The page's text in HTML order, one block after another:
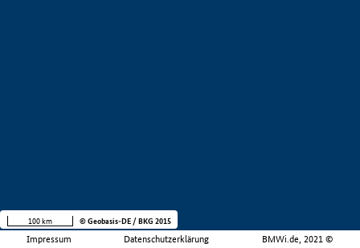
Impressum Datenschutzerklärung BMWi.de, 2021 ©
100 km © Geobasis-DE / BKG 2015